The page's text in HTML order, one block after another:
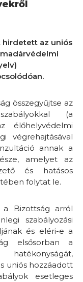
hirdetett az uniós
összegyűjtse az
(a
élőhelyvédelmi
végrehajtásával
annak a
amelyet az
és hatásos
folytat le.
a Bizottság arról
szabályozási
és eléri-e a
elsősorban a
uniós hozzáadott
esetleges